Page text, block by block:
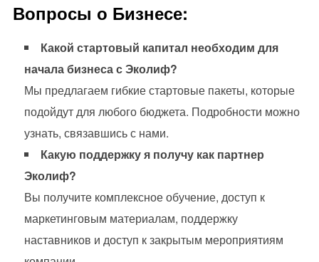
Вопросы о Бизнесе:
Какой стартовый капитал необходим для
начала бизнеса с Эколиф?
Мы предлагаем гибкие стартовые пакеты, которые
подойдут для любого бюджета. Подробности можно
узнать, связавшись с нами.
Какую поддержку я получу как партнер
Эколиф?
Вы получите комплексное обучение, доступ к
маркетинговым материалам, поддержку
наставников и доступ к закрытым мероприятиям